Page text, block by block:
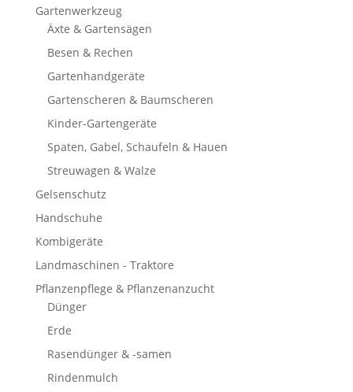
Gartenwerkzeug
Äxte & Gartensägen
Besen & Rechen
Gartenhandgeräte
Gartenscheren & Baumscheren
Kinder-Gartengeräte
Spaten, Gabel, Schaufeln & Hauen
Streuwagen & Walze
Gelsenschutz
Handschuhe
Kombigeräte
Landmaschinen - Traktore
Pflanzenpflege & Pflanzenanzucht
Dünger
Erde
Rasendünger & -samen
Rindenmulch